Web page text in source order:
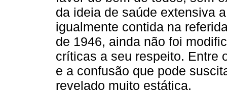
da ideia de saúde extensiva
igualmente contida na
de 1946, ainda não foi
críticas a seu respeito. Entre
e a confusão que pode
revelado muito estática.